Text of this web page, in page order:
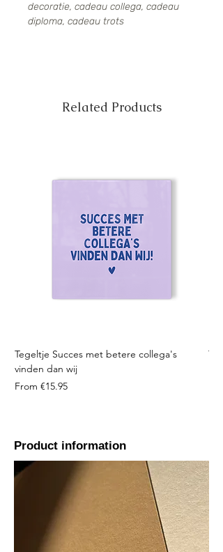
decoratie, cadeau collega, cadeau
diploma, cadeau trots
Related Products
Tegeltje Succes met betere collega's
vinden dan wij
From €15.95
Sale Price
Product information